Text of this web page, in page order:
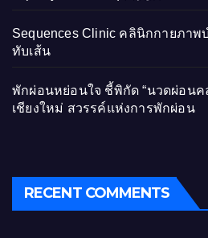
Sequences Clinic คลินิกกายภา
ทับเส้น
พักผ่อนหย่อนใจ ชี้พิกัด “นวดผ่อนค
เชียงใหม่ สวรรค์แห่งการพักผ่อน
RECENT COMMENTS